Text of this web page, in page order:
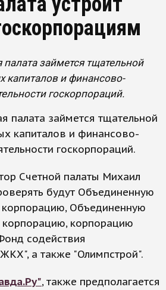
палата займется тщательной
капиталов и финансово-
госкорпораций.
палата займется тщательной
капиталов и финансово-
госкорпораций.
Счетной палаты Михаил
будут Объединенную
корпорацию, Объединенную
корпорацию, корпорацию
содействия
а также "Олимпстрой".
, также предполагается